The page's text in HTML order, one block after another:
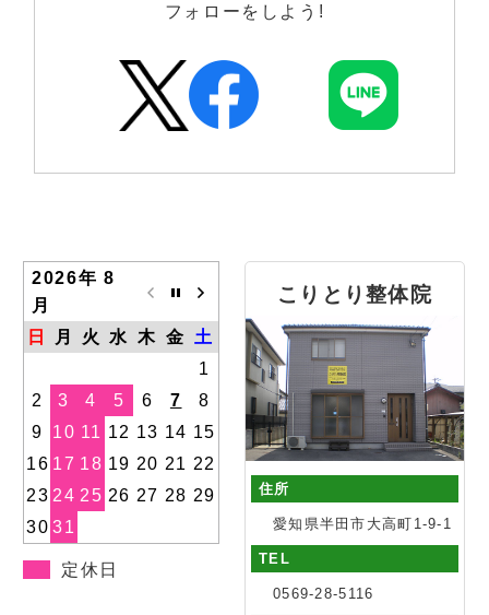
フォローをしよう!
2026年 8
月
日
月 火 水 木 金
土
1
2
3 4 5 6 7
8
9
10 11 12 13 14 15
16 17 18 19 20 21 22
23 24 25 26 27 28 29
30 31
定休日
こりとり整体院
住所
愛知県半田市大高町1-9-1
TEL
0569-28-5116